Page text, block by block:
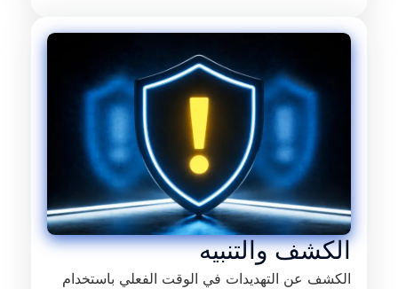
الكشف والتنبيه
الكشف عن التهديدات في الوقت الفعلي باستخدام